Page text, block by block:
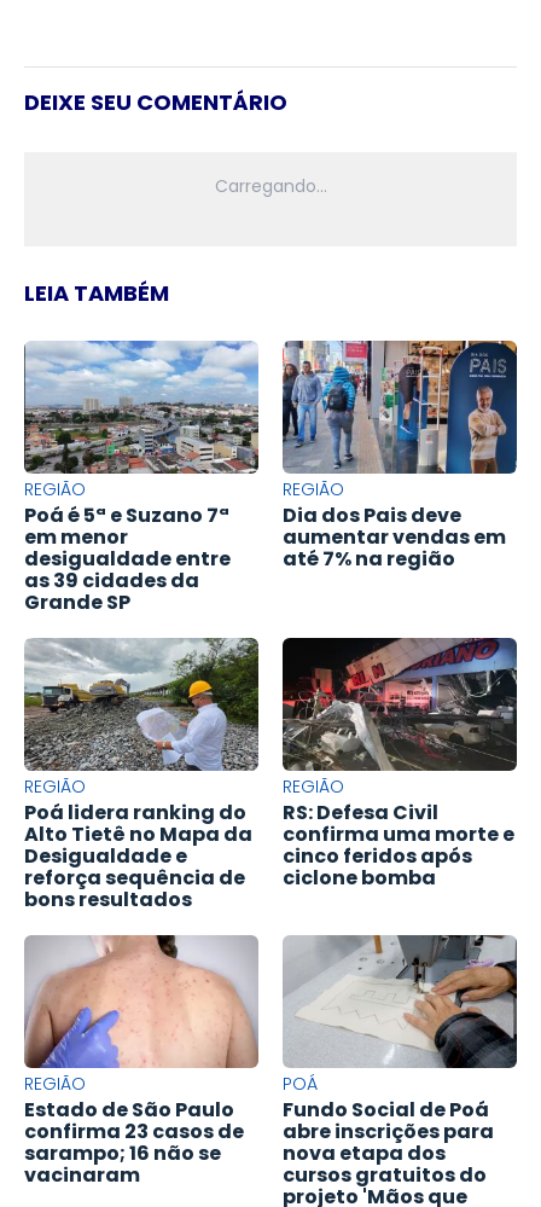
DEIXE SEU COMENTÁRIO
LEIA TAMBÉM
REGIÃO
Poá é 5ª e Suzano 7ª
em menor
desigualdade entre
as 39 cidades da
Grande SP
REGIÃO
Dia dos Pais deve
aumentar vendas em
até 7% na região
REGIÃO
Poá lidera ranking do
Alto Tietê no Mapa da
Desigualdade e
reforça sequência de
bons resultados
REGIÃO
RS: Defesa Civil
confirma uma morte e
cinco feridos após
ciclone bomba
REGIÃO
Estado de São Paulo
confirma 23 casos de
sarampo; 16 não se
vacinaram
POÁ
Fundo Social de Poá
abre inscrições para
nova etapa dos
cursos gratuitos do
projeto 'Mãos que